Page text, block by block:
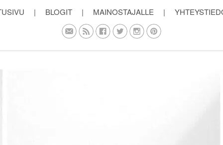
| BLOGIT | MAINOSTAJALLE |